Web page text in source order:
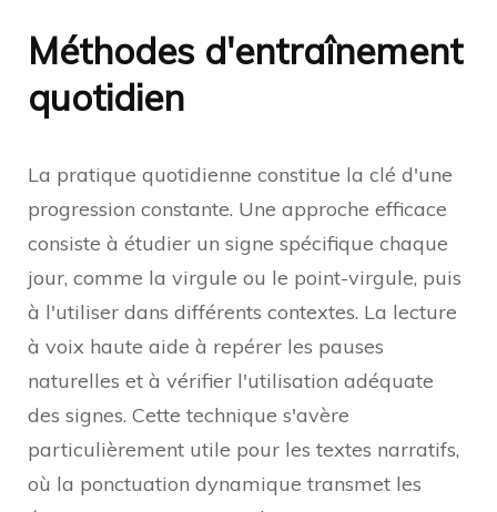
Méthodes d'entraînement
quotidien
La pratique quotidienne constitue la clé d'une
progression constante. Une approche efficace
consiste à étudier un signe spécifique chaque
jour, comme la virgule ou le point-virgule, puis
à l'utiliser dans différents contextes. La lecture
à voix haute aide à repérer les pauses
naturelles et à vérifier l'utilisation adéquate
des signes. Cette technique s'avère
particulièrement utile pour les textes narratifs,
où la ponctuation dynamique transmet les